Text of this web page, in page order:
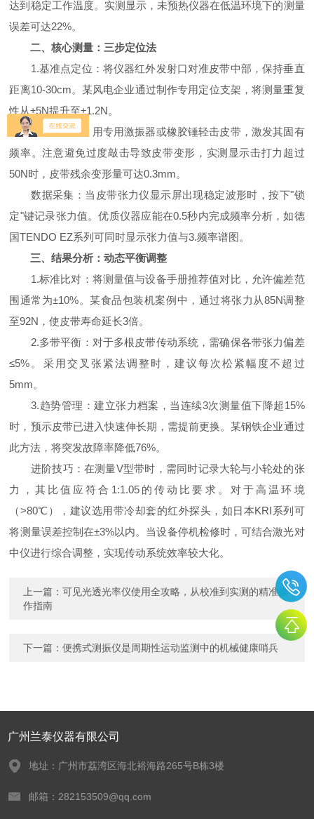
达到稳定工作温度。实测显示，未预热仪器在低温环境下的测量
误差可达22%。
二、核心测量：三步定位法
1.基准点定位：将仪器红外发射口对准皮带中部，保持垂直
距离10-30cm。某风电企业通过制作专用定位支架，将测量重复
性从±5N提升至±1.2N。
2.振动激励：用专用激振器或橡胶锤轻击皮带，激发其固有
频率。注意避免过度敲击导致皮带变形，实测显示击打力超过
50N时，皮带残余变形量可达0.3mm。
数据采集：当皮带张力仪显示屏出现稳定波形时，按下"锁
定"键记录张力值。优质仪器应能在0.5秒内完成频率分析，如德
国TENDO EZ系列可同时显示张力值与3.频率谱图。
三、结果分析：动态平衡调整
1.标准比对：将测量值与设备手册推荐值对比，允许偏差范
围通常为±10%。某食品包装机案例中，通过将张力从85N调整
至92N，使皮带寿命延长3倍。
2.多带平衡：对于多根皮带传动系统，需确保各带张力偏差
≤5%。采用交叉张紧法调整时，建议每次松紧幅度不超过
5mm。
3.趋势管理：建立张力档案，当连续3次测量值下降超15%
时，预示皮带已进入快速伸长期，需提前更换。某钢铁企业通过
此方法，将突发故障率降低76%。
进阶技巧：在测量V型带时，需同时记录大轮与小轮处的张
力，其比值应符合1:1.05的传动比要求。对于高温环境
（>80℃），建议选用带冷却套的红外探头，如日本KRI系列可
将测量误差控制在±3%以内。当设备停机检修时，可结合激光对
中仪进行综合调整，实现传动系统效率较大化。
上一篇：可见光透光率仪使用全攻略，从校准到实测的精准操
作指南
下一篇：便携式测振仪是周期性运动监测中的机械健康哨兵
广州兰泰仪器有限公司
地址：广州市荔湾区海北裕海路265号B栋3楼
邮箱：282153509@qq.com